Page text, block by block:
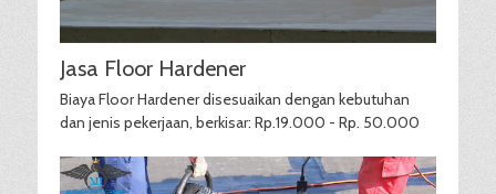
Jasa Floor Hardener
Biaya Floor Hardener disesuaikan dengan kebutuhan
dan jenis pekerjaan, berkisar: Rp.19.000 - Rp. 50.000